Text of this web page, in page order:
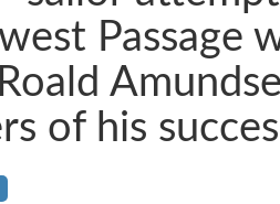
Passage
of his